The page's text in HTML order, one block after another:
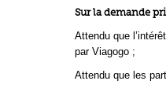
Sur la demande
Attendu que
par Viagogo ;
Attendu que les